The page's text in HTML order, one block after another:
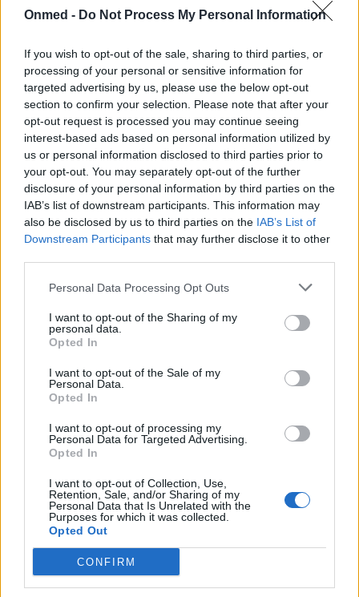
Onmed - Do Not Process My Personal Information
If you wish to opt-out of the sale, sharing to third parties, or
processing of your personal or sensitive information for
targeted advertising by us, please use the below opt-out
section to confirm your selection. Please note that after your
opt-out request is processed you may continue seeing
interest-based ads based on personal information utilized by
us or personal information disclosed to third parties prior to
your opt-out. You may separately opt-out of the further
disclosure of your personal information by third parties on the
IAB’s list of downstream participants. This information may
also be disclosed by us to third parties on the IAB’s List of
Downstream Participants that may further disclose it to other
Personal Data Processing Opt Outs
I want to opt-out of the Sharing of my
personal data.
Opted In
I want to opt-out of the Sale of my
Personal Data.
Opted In
I want to opt-out of processing my
Personal Data for Targeted Advertising.
Opted In
I want to opt-out of Collection, Use,
Retention, Sale, and/or Sharing of my
Personal Data that Is Unrelated with the
Purposes for which it was collected.
Opted Out
CONFIRM
ροφημάτων, με τα πολύ ζεστά να αυξάνουν τις
Η καφεΐνη μπορεί να αυξήσει επίσης την
παραγωγή οξέων του στομάχου, προκαλώντας
παλινδρόμηση και καούρες.
Ανησυχία
Η καφεΐνη είναι διεγερτική, δεν αποτελεί
συνεπώς έκπληξη το γεγονός ότι όσοι πίνουν
πολλούς καφέδες, μπορεί να είναι νευρικοί και
την εγκεφαλική δραστηριότητα, συμβάλλοντας
στην πρόκληση
Επιπλέον, διαταράσσει τον ύπνο, γεγονός που
μπορεί να κάνει πιο δύσκολο τον έλεγχο του
άγχους.
παλμούς και άγχος, είναι προτιμότερο να πίνουν
καφέ χωρίς καφεΐνη (ντεκαφεϊνέ).
Πηγή:Mail Online